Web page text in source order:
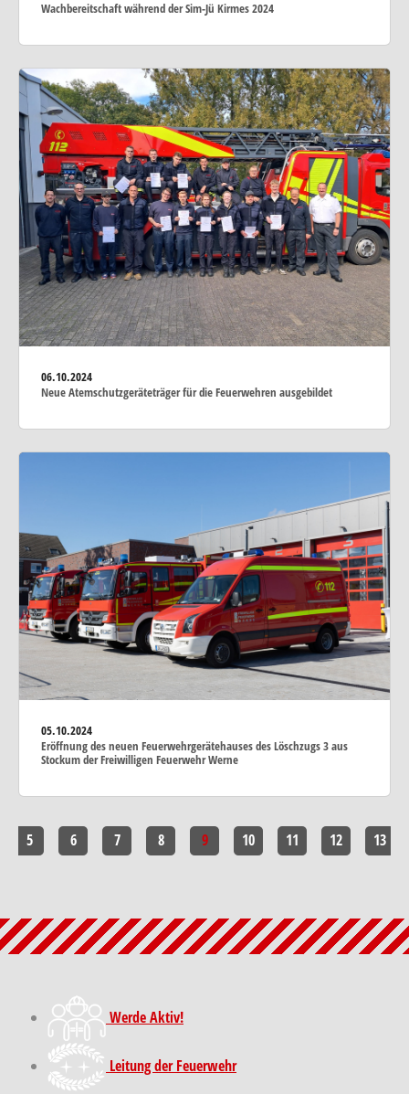
Wachbereitschaft während der Sim-Jü Kirmes 2024
06.10.2024
Neue Atemschutzgeräteträger für die Feuerwehren ausgebildet
05.10.2024
Eröffnung des neuen Feuerwehrgerätehauses des Löschzugs 3 aus
Stockum der Freiwilligen Feuerwehr Werne
5 6 7 8 9 10 11 12 13
Werde Aktiv!
Leitung der Feuerwehr